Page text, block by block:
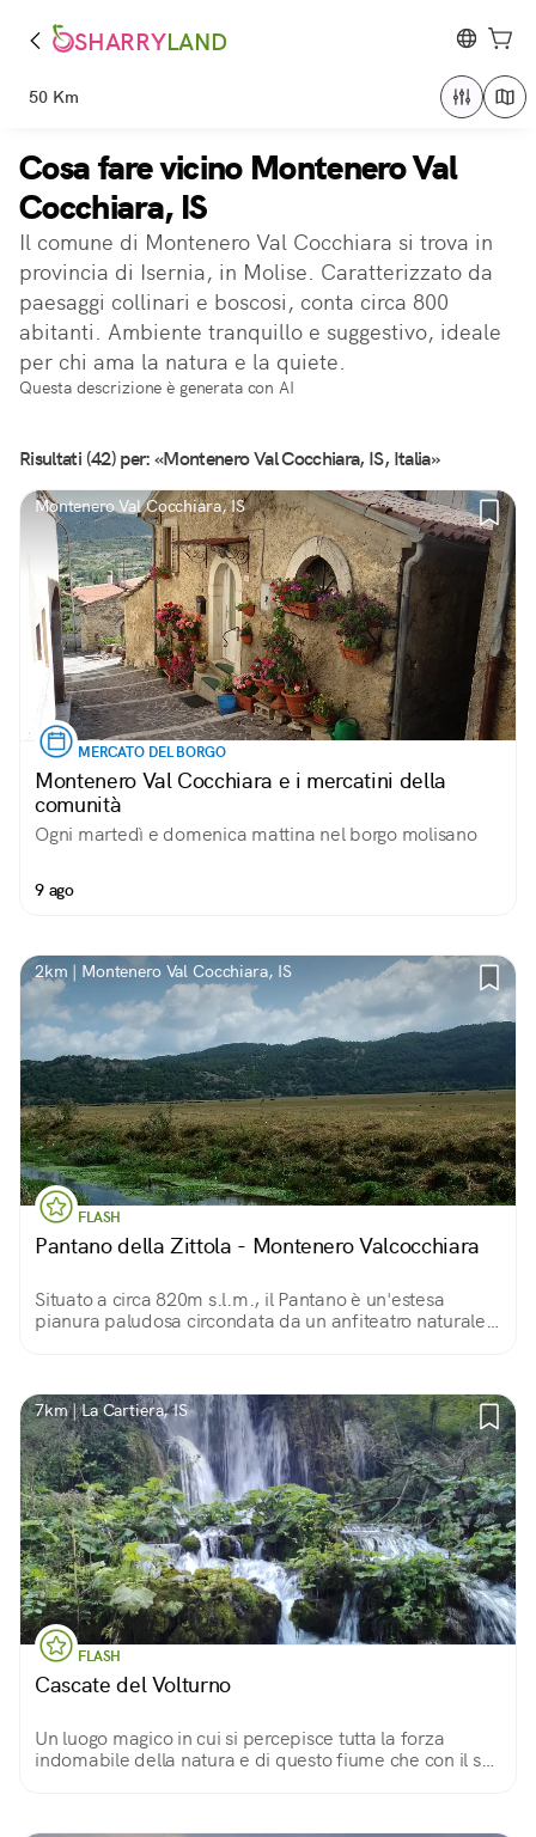
SHARRYLAND
50 Km
Cosa fare vicino Montenero Val
Cocchiara, IS
Il comune di Montenero Val Cocchiara si trova in
provincia di Isernia, in Molise. Caratterizzato da
paesaggi collinari e boscosi, conta circa 800
abitanti. Ambiente tranquillo e suggestivo, ideale
per chi ama la natura e la quiete.
Questa descrizione è generata con AI
Risultati (42) per: «Montenero Val Cocchiara, IS, Italia»
Montenero Val Cocchiara, IS
MERCATO DEL BORGO
Montenero Val Cocchiara e i mercatini della
comunità
Ogni martedì e domenica mattina nel borgo molisano
9 ago
2km | Montenero Val Cocchiara, IS
FLASH
Pantano della Zittola - Montenero Valcocchiara
Situato a circa 820m s.l.m., il Pantano è un'estesa
pianura paludosa circondata da un anfiteatro naturale
7km | La Cartiera, IS
FLASH
Cascate del Volturno
Un luogo magico in cui si percepisce tutta la forza
indomabile della natura e di questo fiume che con il suo